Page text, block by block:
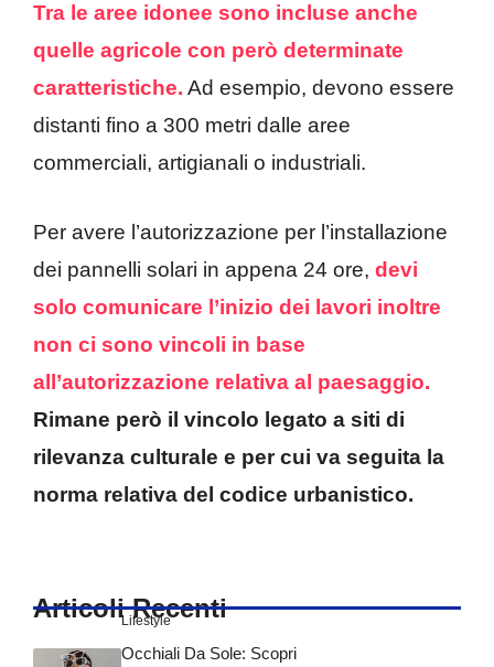
Tra le aree idonee sono incluse anche
quelle agricole con però determinate
caratteristiche. Ad esempio, devono essere
distanti fino a 300 metri dalle aree
commerciali, artigianali o industriali.
Per avere l’autorizzazione per l’installazione
dei pannelli solari in appena 24 ore, devi
solo comunicare l’inizio dei lavori inoltre
non ci sono vincoli in base
all’autorizzazione relativa al paesaggio.
Rimane però il vincolo legato a siti di
rilevanza culturale e per cui va seguita la
norma relativa del codice urbanistico.
Articoli Recenti
Lifestyle
Occhiali Da Sole: Scopri